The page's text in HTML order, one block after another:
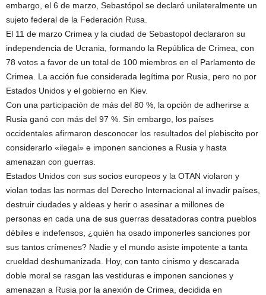
embargo, el 6 de marzo, Sebastópol se declaró unilateralmente un
sujeto federal de la Federación Rusa.
El 11 de marzo Crimea y la ciudad de Sebastopol declararon su
independencia de Ucrania, formando la República de Crimea, con
78 votos a favor de un total de 100 miembros en el Parlamento de
Crimea. La acción fue considerada legítima por Rusia, pero no por
Estados Unidos y el gobierno en Kiev.
Con una participación de más del 80 %, la opción de adherirse a
Rusia ganó con más del 97 %. Sin embargo, los países
occidentales afirmaron desconocer los resultados del plebiscito por
considerarlo «ilegal» e imponen sanciones a Rusia y hasta
amenazan con guerras.
Estados Unidos con sus socios europeos y la OTAN violaron y
violan todas las normas del Derecho Internacional al invadir países,
destruir ciudades y aldeas y herir o asesinar a millones de
personas en cada una de sus guerras desatadoras contra pueblos
débiles e indefensos, ¿quién ha osado imponerles sanciones por
sus tantos crímenes? Nadie y el mundo asiste impotente a tanta
crueldad deshumanizada. Hoy, con tanto cinismo y descarada
doble moral se rasgan las vestiduras e imponen sanciones y
amenazan a Rusia por la anexión de Crimea, decidida en